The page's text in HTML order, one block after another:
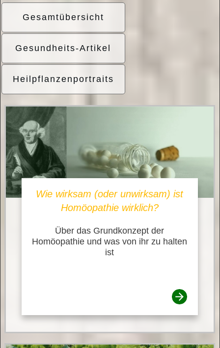
Gesamtübersicht
Gesundheits-Artikel
Heilpflanzenportraits
Wie wirksam (oder unwirksam) ist
Homöopathie wirklich?
Über das Grundkonzept der
Homöopathie und was von ihr zu halten
ist